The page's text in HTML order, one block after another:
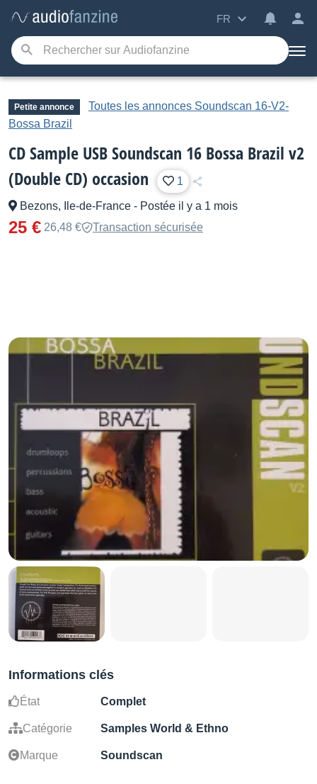
FR
Petite annonce
Toutes les annonces Soundscan 16-V2-
Bossa Brazil
CD Sample USB Soundscan 16 Bossa Brazil v2
(Double CD) occasion
1
Bezons, Ile-de-France - Postée il y a 1 mois
25 € 26,48 € Transaction sécurisée
Informations clés
État Complet
Catégorie Samples World & Ethno
Marque Soundscan